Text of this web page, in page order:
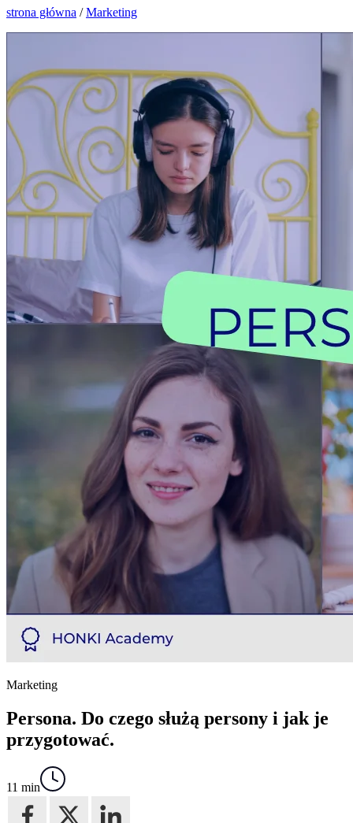
strona główna /Marketing
Marketing
Persona. Do czego służą persony i jak je
przygotować.
11 min